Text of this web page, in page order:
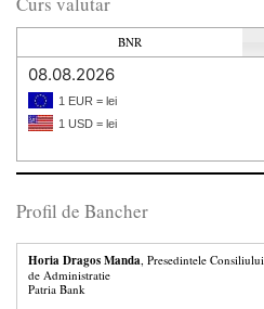
BNR
08.08.2026
1 EUR = lei
1 USD = lei
Profil de Bancher
Horia Dragos Manda , Presedintele Consiliului
de Administratie
Patria Bank